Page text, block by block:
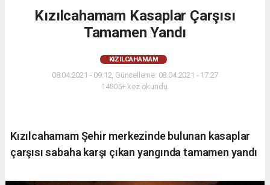
Kızılcahamam Kasaplar Çarşısı
Tamamen Yandı
KIZILCAHAMAM
08.04.2021 - 09:12, Güncelleme: 08.04.2021 - 17:27
14505+ kez okundu.
Kızılcahamam Şehir merkezinde bulunan kasaplar
çarşısı sabaha karşı çıkan yangında tamamen yandı